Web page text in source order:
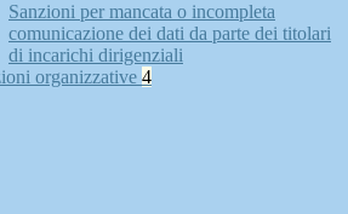
Sanzioni per mancata o incompleta
comunicazione dei dati da parte dei titolari
di incarichi dirigenziali
organizzative 4